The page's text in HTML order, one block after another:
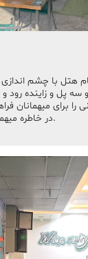
هتل با چشم
پل و زاینده رود
برای میهمانان
در خاطره میهمانان به یادگار خواهد ماند.